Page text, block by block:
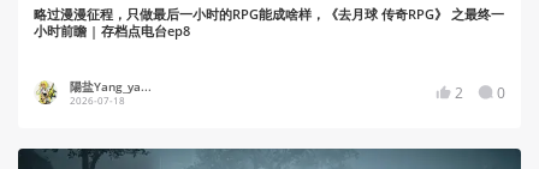
略过漫漫征程，只做最后一小时的RPG能成啥样，《去月球 传奇RPG》 之最终一
小时前瞻 | 存档点电台ep8
陽盐Yang_ya...
2026-07-18 2 0